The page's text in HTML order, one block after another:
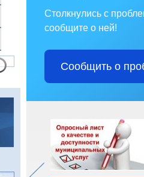
Столкнулись с
сообщите о ней!
Сообщить о